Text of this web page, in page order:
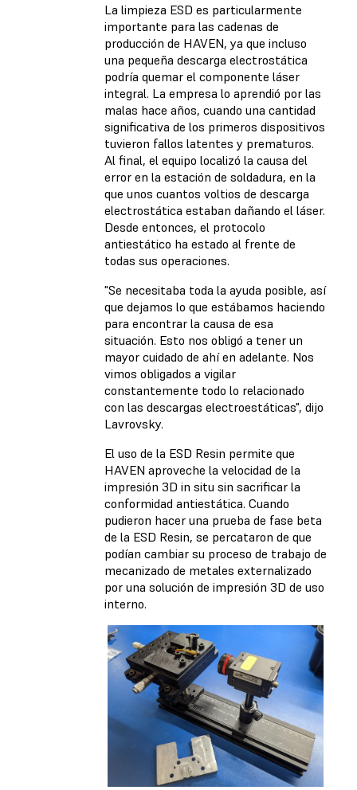
La limpieza ESD es particularmente
importante para las cadenas de
producción de HAVEN, ya que incluso
una pequeña descarga electrostática
podría quemar el componente láser
integral. La empresa lo aprendió por las
malas hace años, cuando una cantidad
significativa de los primeros dispositivos
tuvieron fallos latentes y prematuros.
Al final, el equipo localizó la causa del
error en la estación de soldadura, en la
que unos cuantos voltios de descarga
electrostática estaban dañando el láser.
Desde entonces, el protocolo
antiestático ha estado al frente de
todas sus operaciones.
"Se necesitaba toda la ayuda posible, así
que dejamos lo que estábamos haciendo
para encontrar la causa de esa
situación. Esto nos obligó a tener un
mayor cuidado de ahí en adelante. Nos
vimos obligados a vigilar
constantemente todo lo relacionado
con las descargas electroestáticas", dijo
Lavrovsky.
El uso de la ESD Resin permite que
HAVEN aproveche la velocidad de la
impresión 3D in situ sin sacrificar la
conformidad antiestática. Cuando
pudieron hacer una prueba de fase beta
de la ESD Resin, se percataron de que
podían cambiar su proceso de trabajo de
mecanizado de metales externalizado
por una solución de impresión 3D de uso
interno.